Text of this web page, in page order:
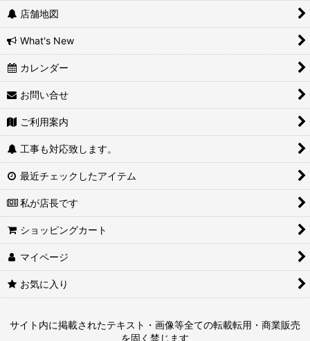
店舗地図
What's New
カレンダー
お問い合せ
ご利用案内
工事も対応致します。
最近チェックしたアイテム
私が店長です
ショッピングカート
マイページ
お気に入り
サイト内に掲載されたテキスト・画像等全ての転載転用・商業販売
を固く禁じます